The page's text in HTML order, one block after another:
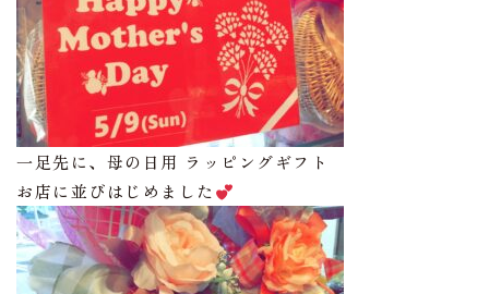
一足先に、母の日用 ラッピングギフト
お店に並びはじめました